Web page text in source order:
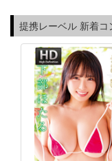
提携レーベル 新着コ